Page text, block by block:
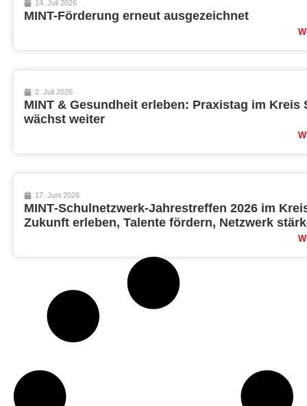
14. Juli 2026
MINT-Förderung erneut ausgezeichnet
2. Juli 2026
MINT & Gesundheit erleben: Praxistag im Kreis
wächst weiter
17. Juni 2026
MINT‑Schulnetzwerk-Jahrestreffen 2026 im
Zukunft erleben, Talente fördern, Netzwerk